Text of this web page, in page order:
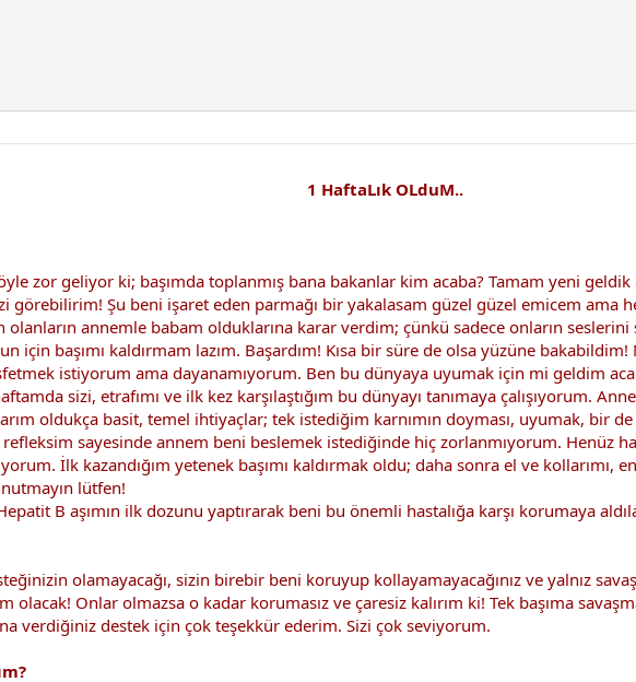
1 HaftaLık OLduM..
zor geliyor ki; başımda toplanmış bana bakanlar kim acaba? Tamam yeni
görebilirim! Şu beni işaret eden parmağı bir yakalasam güzel güzel emicem ama
olanların annemle babam olduklarına karar verdim; çünkü sadece onların
için başımı kaldırmam lazım. Başardım! Kısa bir süre de olsa yüzüne
istiyorum ama dayanamıyorum. Ben bu dünyaya uyumak için mi geldim
sizi, etrafımı ve ilk kez karşılaştığım bu dünyayı tanımaya çalışıyorum.
oldukça basit, temel ihtiyaçlar; tek istediğim karnımın doyması, uyumak, bir
sayesinde annem beni beslemek istediğinde hiç zorlanmıyorum. Henüz
İlk kazandığım yetenek başımı kaldırmak oldu; daha sonra el ve kollarımı,
lütfen!
B aşımın ilk dozunu yaptırarak beni bu önemli hastalığa karşı korumaya
olamayacağı, sizin birebir beni koruyup kollayamayacağınız ve yalnız
olacak! Onlar olmazsa o kadar korumasız ve çaresiz kalırım ki! Tek başıma
verdiğiniz destek için çok teşekkür ederim. Sizi çok seviyorum.